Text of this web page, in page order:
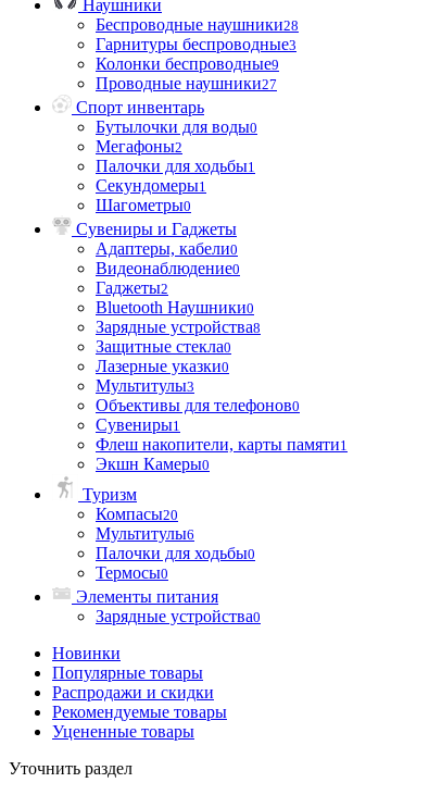
Наушники
Беспроводные наушники28
Гарнитуры беспроводные3
Колонки беспроводные9
Проводные наушники27
Спорт инвентарь
Бутылочки для воды0
Мегафоны2
Палочки для ходьбы1
Секундомеры1
Шагометры0
Сувениры и Гаджеты
Адаптеры, кабели0
Видеонаблюдение0
Гаджеты2
Bluetooth Наушники0
Зарядные устройства8
Защитные стекла0
Лазерные указки0
Мультитулы3
Объективы для телефонов0
Сувениры1
Флеш накопители, карты памяти1
Экшн Камеры0
Туризм
Компасы20
Мультитулы6
Палочки для ходьбы0
Термосы0
Элементы питания
Зарядные устройства0
Новинки
Популярные товары
Распродажи и скидки
Рекомендуемые товары
Уцененные товары
Уточнить раздел